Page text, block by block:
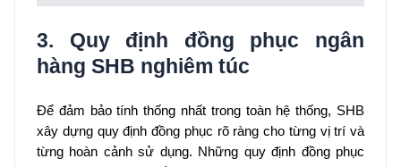
3. Quy định đồng phục ngân
hàng SHB nghiêm túc
Để đảm bảo tính thống nhất trong toàn hệ thống, SHB
xây dựng quy định đồng phục rõ ràng cho từng vị trí và
từng hoàn cảnh sử dụng. Những quy định đồng phục